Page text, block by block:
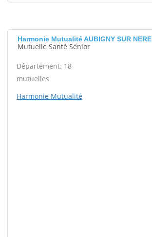
Harmonie Mutualité AUBIGNY SUR NERE
Mutuelle Santé Sénior
Département: 18
mutuelles
Harmonie Mutualité